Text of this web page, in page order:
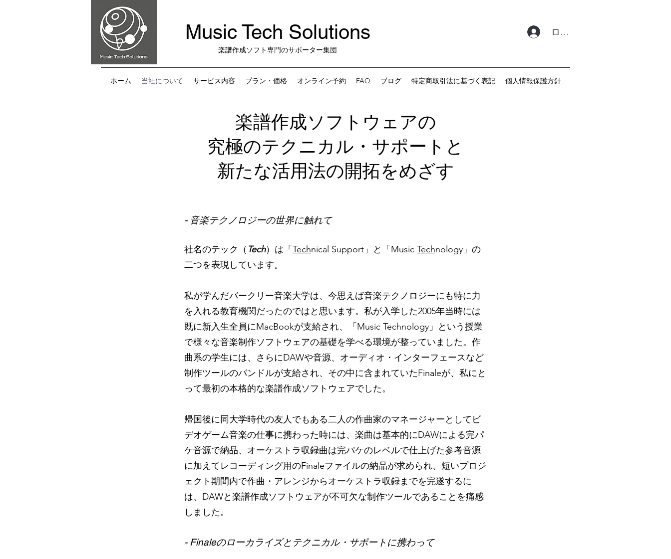
Music Tech Solutions ログイン
楽譜作成ソフト専門のサポーター集団
ホーム 当社について サービス内容 プラン・価格 オンライン予約 FAQ ブログ 特定商取引法に基づく表記 個人情報保護方針
楽譜作成ソフトウェアの
究極のテクニカル・​サポートと
新たな活用法の開拓をめざす
- 音楽テクノロジーの世界に触れて
社名のテック（ Tech）は「 Technical Support」と「Music Technology」の
二つを表現しています。
私が学んだバークリー音楽大学は、今思えば音楽テクノロジーにも特に力
を入れる教育機関だったのではと思います。私が入学した2005年当時には
既に新入生全員にMacBookが支給され、「Music Technology」という授業
で様々な音楽制作ソフトウェアの基礎を学べる環境が整っていました。作
曲系の学生には、さらにDAWや音源、オーディオ・インターフェースなど
制作ツールのバンドルが支給され、その中に含まれていたFinaleが、私にと
って最初の本格的な楽譜作成ソフトウェアでした。
帰国後に同大学時代の友人でもある二人の作曲家のマネージャーとしてビ
デオゲーム音楽の仕事に携わった時には、楽曲は基本的にDAWによる完パ
ケ音源で納品、オーケストラ収録曲は完パケのレベルで仕上げた参考音源
に加えてレコーディング用のFinaleファイルの納品が求められ、短いプロジ
ェクト期間内で作曲・アレンジからオーケストラ収録までを完遂するに
は、DAWと楽譜作成ソフトウェアが不可欠な制作ツールであることを痛感
しました。
- Finaleのローカライズとテクニカル・サポートに携わって